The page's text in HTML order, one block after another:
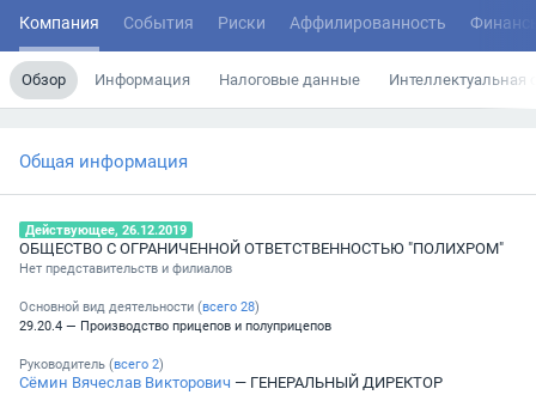
Компания События Риски Аффилированность
Обзор Информация Налоговые данные Интеллектуальная
Общая информация
Действующее, 26.12.2019
ОБЩЕСТВО С ОГРАНИЧЕННОЙ ОТВЕТСТВЕННОСТЬЮ "ПОЛИХРОМ"
Нет представительств и филиалов
Основной вид деятельности (всего 28)
29.20.4 — Производство прицепов и полуприцепов
Руководитель (всего 2)
Сёмин Вячеслав Викторович — ГЕНЕРАЛЬНЫЙ ДИРЕКТОР